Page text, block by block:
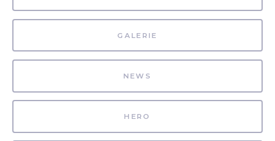
GALERIE
NEWS
HERO